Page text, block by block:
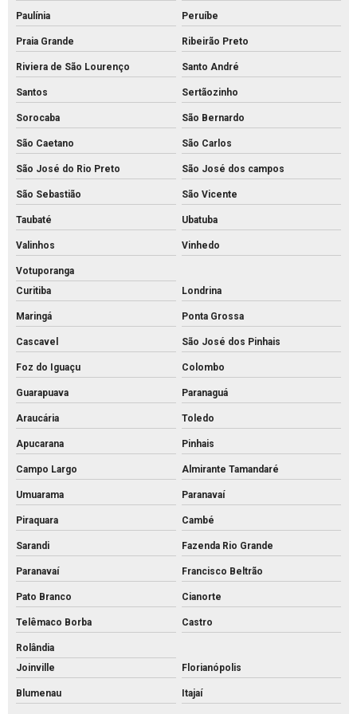
Piso intertravado de concreto preço
Piso intertravado de concreto retangular
Piso intertravado de concreto
Piso intertravado preço instalado
Piso intertravado preço m2 rs
Piso intertravado preço metro quadrado
Piso pvs concreto
Piso tátil de concreto 25x25
Piso tátil concreto preço m2
Piso tátil de concreto preço
Piso tátil concreto venda
Piso tátil de concreto
Piso tátil direcional concreto
Pisos intertravados de concreto venda
Preço bloco de concreto 14x19x39
Preço bloco de concreto 9x19x39
Preço bloco de concreto
Preço de bloco intertravado de concreto
Preço do piso intertravado
Preço de piso intertravado de concreto
Pvs artefatos de concreto
Paulínia Peruíbe
Praia Grande Ribeirão Preto
Riviera de São Lourenço Santo André
Santos Sertãozinho
Sorocaba São Bernardo
São Caetano São Carlos
São José do Rio Preto São José dos campos
São Sebastião São Vicente
Taubaté Ubatuba
Valinhos Vinhedo
Votuporanga
Curitiba
Londrina
Maringá Ponta Grossa
Cascavel São José dos Pinhais
Foz do Iguaçu Colombo
Guarapuava Paranaguá
Araucária Toledo
Apucarana Pinhais
Campo Largo Almirante Tamandaré
Umuarama Paranavaí
Piraquara Cambé
Sarandi Fazenda Rio Grande
Paranavaí Francisco Beltrão
Pato Branco Cianorte
Telêmaco Borba Castro
Rolândia
Joinville
Florianópolis
Blumenau Itajaí